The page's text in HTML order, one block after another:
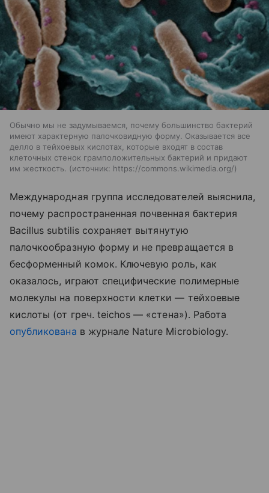
Обычно мы не задумываемся, почему большинство бактерий
имеют характерную палочковидную форму. Оказывается все
делло в тейхоевых кислотах, которые входят в состав
клеточных стенок грамположительных бактерий и придают
им жесткость.
источник: https://commons.wikimedia.org/
Международная группа исследователей выяснила,
почему распространенная почвенная бактерия
Bacillus subtilis сохраняет вытянутую
палочкообразную форму и не превращается в
бесформенный комок. Ключевую роль, как
оказалось, играют специфические полимерные
молекулы на поверхности клетки — тейхоевые
кислоты (от греч. teichos — «стена»). Работа
опубликована в журнале Nature Microbiology.